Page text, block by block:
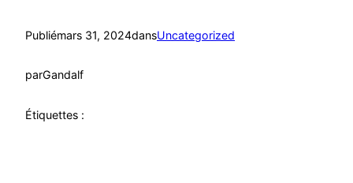
Publiémars 31, 2024dansUncategorized
parGandalf
Étiquettes :